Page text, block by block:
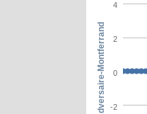
-2
0
2
4
Adversaire-Montferrand